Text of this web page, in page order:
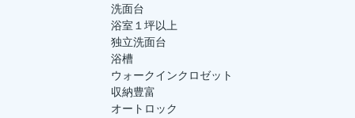
洗面台
浴室１坪以上
独立洗面台
浴槽
ウォークインクロゼット
収納豊富
オートロック